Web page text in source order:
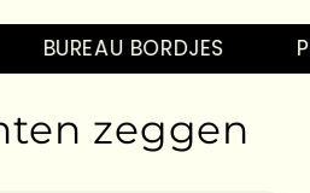
Kado's
BUREAU BORDJES
zeggen